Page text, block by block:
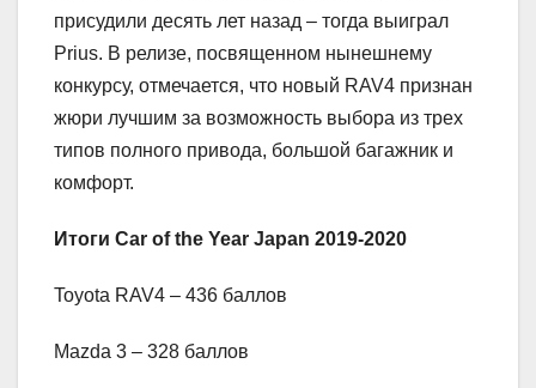
присудили десять лет назад – тогда выиграл
Prius. В релизе, посвященном нынешнему
конкурсу, отмечается, что новый RAV4 признан
жюри лучшим за возможность выбора из трех
типов полного привода, большой багажник и
комфорт.
Итоги Car of the Year Japan 2019-2020
Toyota RAV4 – 436 баллов
Mazda 3 – 328 баллов